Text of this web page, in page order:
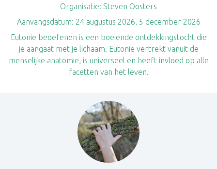
Organisatie: Steven Oosters
Aanvangsdatum: 24 augustus 2026, 5 december 2026
Eutonie beoefenen is een boeiende ontdekkingstocht die
je aangaat met je lichaam. Eutonie vertrekt vanuit de
menselijke anatomie, is universeel en heeft invloed op alle
facetten van het leven.